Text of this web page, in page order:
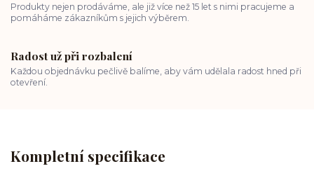
Produkty nejen prodáváme, ale již více než 15 let s nimi pracujeme a
pomáháme zákazníkům s jejich výběrem.
Radost už při rozbalení
Každou objednávku pečlivě balíme, aby vám udělala radost hned při
otevření.
Kompletní specifikace